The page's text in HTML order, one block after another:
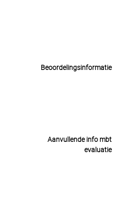
Beoordelingsinformatie
Aanvullende info mbt
evaluatie